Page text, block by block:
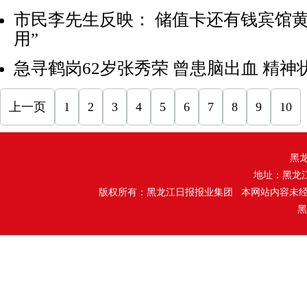
市民李先生反映： 储值卡还有钱宾馆
用”
急寻鹤岗62岁张秀荣 曾患脑出血 精神
上一页 1 2 3 4 5 6 7 8 9 10
黑
地址：黑龙
版权所有：黑龙江日报报业集团 本网站内容未